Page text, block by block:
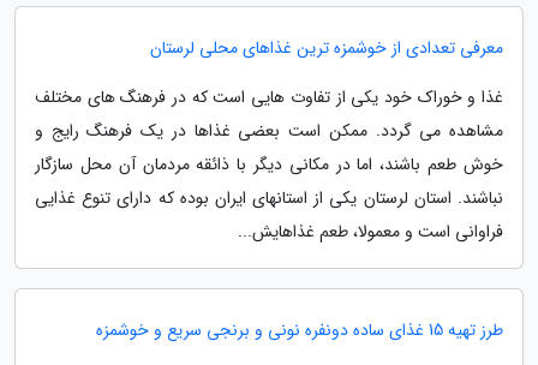
معرفی تعدادی از خوشمزه ترین غذاهای محلی لرستان
غذا و خوراک خود یکی از تفاوت هایی است که در فرهنگ های مختلف
مشاهده می گردد. ممکن است بعضی غذاها در یک فرهنگ رایج و
خوش طعم باشند، اما در مکانی دیگر با ذائقه مردمان آن محل سازگار
نباشند. استان لرستان یکی از استانهای ایران بوده که دارای تنوع غذایی
فراوانی است و معمولا، طعم غذاهایش...
طرز تهیه 15 غذای ساده دونفره نونی و برنجی سریع و خوشمزه